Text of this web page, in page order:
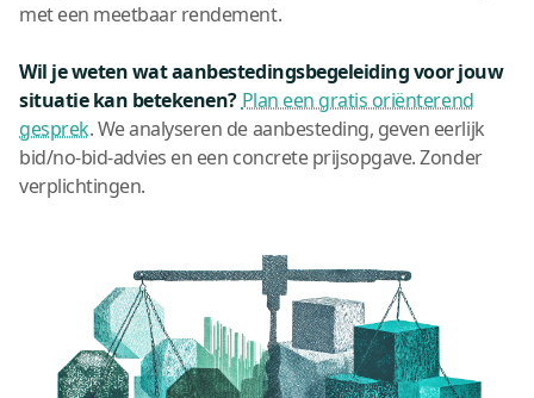
met een meetbaar rendement.
Wil je weten wat aanbestedingsbegeleiding voor jouw
situatie kan betekenen? Plan een gratis oriënterend
gesprek. We analyseren de aanbesteding, geven eerlijk
bid/no-bid-advies en een concrete prijsopgave. Zonder
verplichtingen.